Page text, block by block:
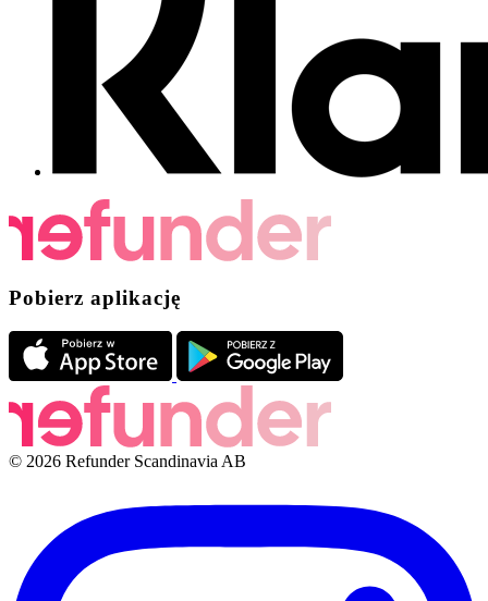
Pobierz aplikację
© 2026 Refunder Scandinavia AB